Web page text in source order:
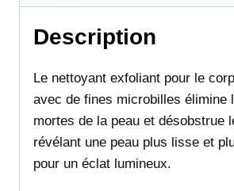
Description
Le nettoyant exfoliant pour le
avec de fines microbilles élimine
mortes de la peau et désobstrue
révélant une peau plus lisse et
pour un éclat lumineux.